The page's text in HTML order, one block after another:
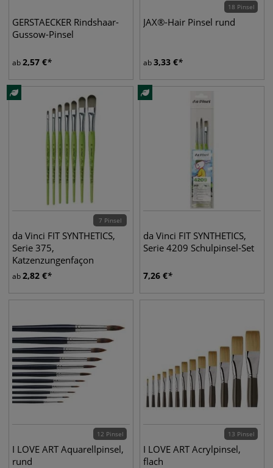
GERSTAECKER Rindshaar-
Gussow-Pinsel
ab2,57 €
18 Pinsel
JAX®-Hair Pinsel rund
ab3,33 €
7 Pinsel
da Vinci FIT SYNTHETICS,
Serie 375,
Katzenzungenfaçon
Schulpinsel
ab2,82 €
da Vinci FIT SYNTHETICS,
Serie 4209 Schulpinsel-Set
7,26 €
12 Pinsel
I LOVE ART Aquarellpinsel,
rund
13 Pinsel
I LOVE ART Acrylpinsel,
flach